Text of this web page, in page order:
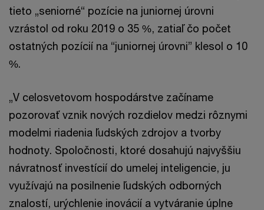
tieto „seniorné“ pozície na juniornej úrovni
vzrástol od roku 2019 o 35 %, zatiaľ čo počet
ostatných pozícií na “juniornej úrovni” klesol o 10
%.
„V celosvetovom hospodárstve začíname
pozorovať vznik nových rozdielov medzi rôznymi
modelmi riadenia ľudských zdrojov a tvorby
hodnoty. Spoločnosti, ktoré dosahujú najvyššiu
návratnosť investícií do umelej inteligencie, ju
využívajú na posilnenie ľudských odborných
znalostí, urýchlenie inovácií a vytváranie úplne